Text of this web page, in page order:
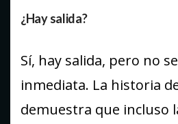
¿Hay salida?
Sí, hay salida, pero no
inmediata. La historia
demuestra que incluso